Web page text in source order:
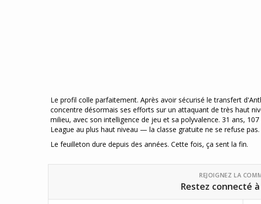
Le profil colle parfaitement. Après avoir sécurisé le transfert
concentre désormais ses efforts sur un attaquant de très haut
milieu, avec son intelligence de jeu et sa polyvalence. 31 ans,
League au plus haut niveau — la classe gratuite ne se refuse pas.
Le feuilleton dure depuis des années. Cette fois, ça sent la fin.
REJOIGNEZ LA
Restez connecté